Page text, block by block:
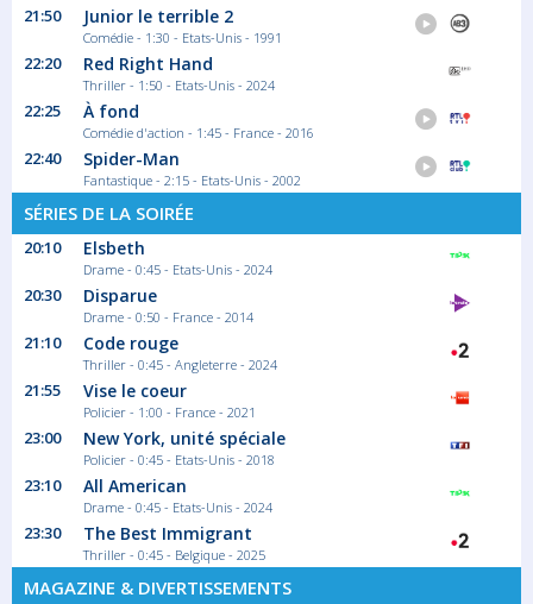
21:50 Junior le terrible 2
Comédie - 1:30 - Etats-Unis - 1991
22:20 Red Right Hand
Thriller - 1:50 - Etats-Unis - 2024
22:25 À fond
Comédie d'action - 1:45 - France - 2016
22:40 Spider-Man
Fantastique - 2:15 - Etats-Unis - 2002
SÉRIES DE LA SOIRÉE
20:10 Elsbeth
Drame - 0:45 - Etats-Unis - 2024
20:30 Disparue
Drame - 0:50 - France - 2014
21:10 Code rouge
Thriller - 0:45 - Angleterre - 2024
21:55 Vise le coeur
Policier - 1:00 - France - 2021
23:00 New York, unité spéciale
Policier - 0:45 - Etats-Unis - 2018
23:10 All American
Drame - 0:45 - Etats-Unis - 2024
23:30 The Best Immigrant
Thriller - 0:45 - Belgique - 2025
MAGAZINE & DIVERTISSEMENTS